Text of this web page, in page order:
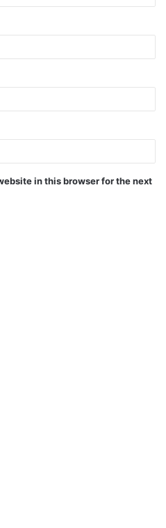
in this browser for the next